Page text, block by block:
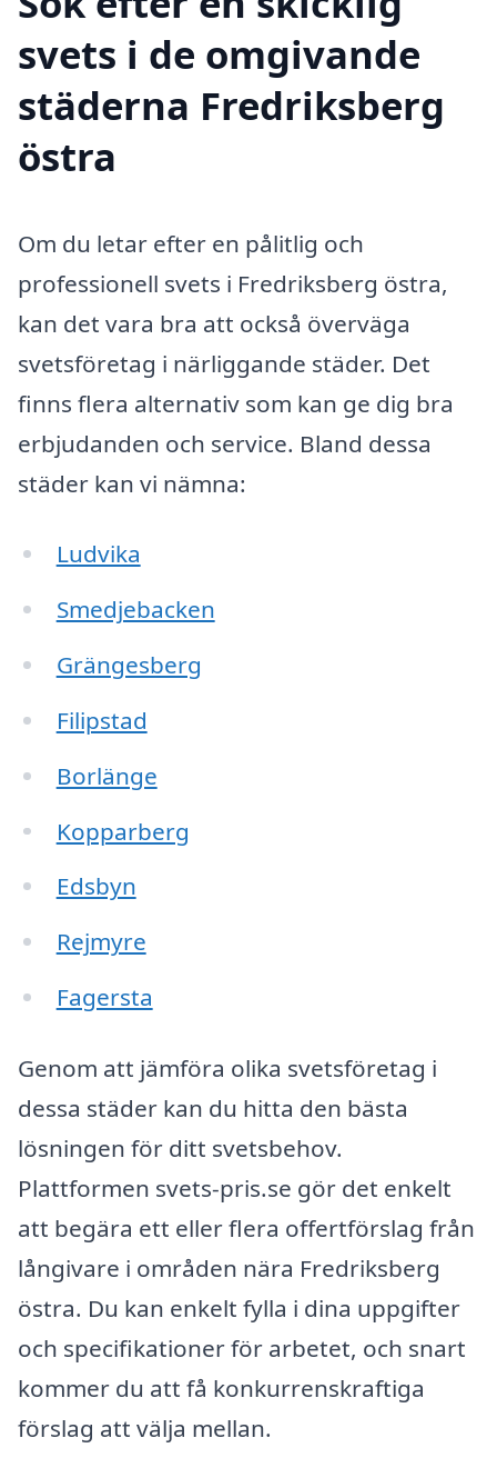
svets i de omgivande
städerna Fredriksberg
östra
Om du letar efter en pålitlig och
professionell svets i Fredriksberg östra,
kan det vara bra att också överväga
svetsföretag i närliggande städer. Det
finns flera alternativ som kan ge dig bra
erbjudanden och service. Bland dessa
städer kan vi nämna:
Ludvika
Smedjebacken
Grängesberg
Filipstad
Borlänge
Kopparberg
Edsbyn
Rejmyre
Fagersta
Genom att jämföra olika svetsföretag i
dessa städer kan du hitta den bästa
lösningen för ditt svetsbehov.
Plattformen svets-pris.se gör det enkelt
att begära ett eller flera offertförslag från
långivare i områden nära Fredriksberg
östra. Du kan enkelt fylla i dina uppgifter
och specifikationer för arbetet, och snart
kommer du att få konkurrenskraftiga
förslag att välja mellan.